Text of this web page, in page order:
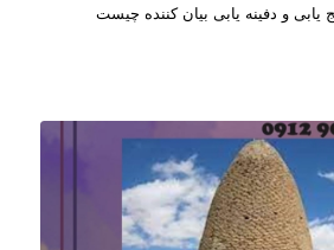
و دفینه یابی بیان کننده چیست